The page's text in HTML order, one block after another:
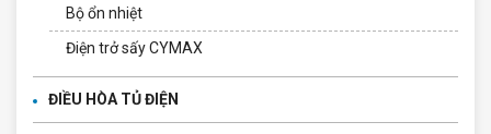
Bộ ổn nhiệt
Điện trở sấy CYMAX
ĐIỀU HÒA TỦ ĐIỆN